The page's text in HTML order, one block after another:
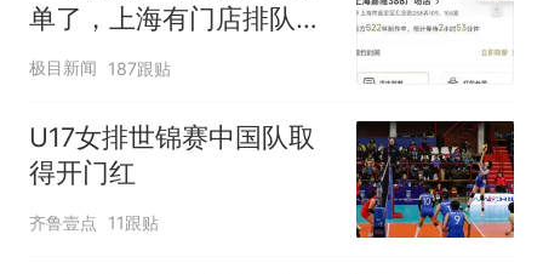
单了，上海有门店排队超
500杯，店员：今天奶茶
店都很忙，要等2个多小
时
极目新闻 187跟贴
U17女排世锦赛中国队取
得开门红
齐鲁壹点 11跟贴